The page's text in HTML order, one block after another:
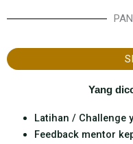
Yang
Latihan / Challenge
Feedback mentor